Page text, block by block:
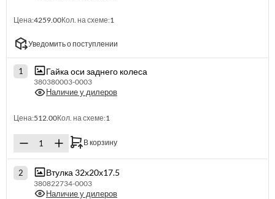
Цена:4259.00Кол. на схеме:1
Уведомить о поступлении
1 Гайка оси заднего колеса
380380003-0003
Наличие у дилеров
Цена:512.00Кол. на схеме:1
В корзину
2 Втулка 32х20х17.5
380822734-0003
Наличие у дилеров